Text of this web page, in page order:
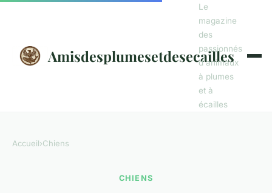
Amisdesplumesetdesecailles
Le
magazine
des
passionnés
d'animaux
à plumes
et à
écailles
Accueil›Chiens
CHIENS